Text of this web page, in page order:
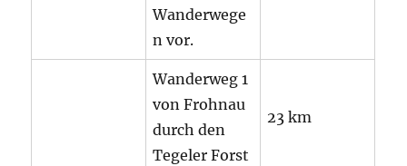
Wanderwege
n vor.
Wanderweg 1
von Frohnau
durch den
Tegeler Forst
23 km